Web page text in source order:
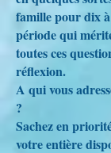
famille pour dix
période qui
toutes ces
réflexion.
A qui vous
?
Sachez en
votre entière